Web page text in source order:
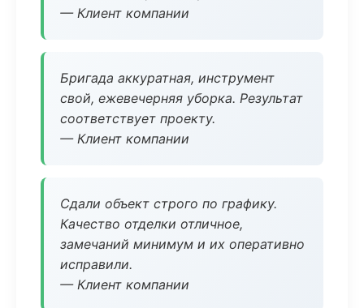
— Клиент компании
Бригада аккуратная, инструмент
свой, ежевечерняя уборка. Результат
соответствует проекту.
— Клиент компании
Сдали объект строго по графику.
Качество отделки отличное,
замечаний минимум и их оперативно
исправили.
— Клиент компании